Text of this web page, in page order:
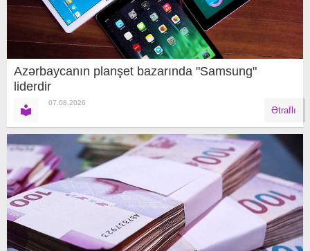
Azərbaycanın planşet bazarında "Samsung"
liderdir
07.08.2026
Ətraflı